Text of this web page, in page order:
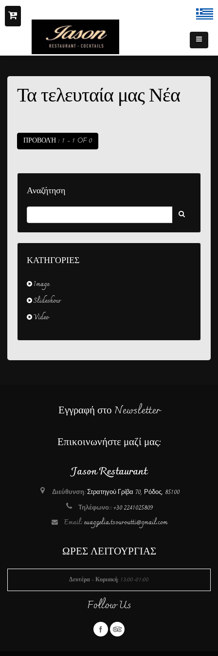
Τα τελευταία μας Νέα
ΠΡΟΒΟΛΉ : 1 - 1 OF 0
Αναζήτηση
ΚΑΤΗΓΟΡΙΕΣ
Image
Slideshow
Video
Εγγραφή στο Newsletter
Επικοινωνήστε μαζί μας:
Jason Restaurant
Διεύθυνση:Στρατηγού Γρίβα 70, Ρόδος, 85100
Τηλέφωνο::+30 2241025809
Email:euaggelia.tsouroutti@gmail.com
ΩΡΕΣ ΛΕΙΤΟΥΡΓΙΑΣ
Δευτέρα - Κυριακή: 13:00-01:00
Follow Us